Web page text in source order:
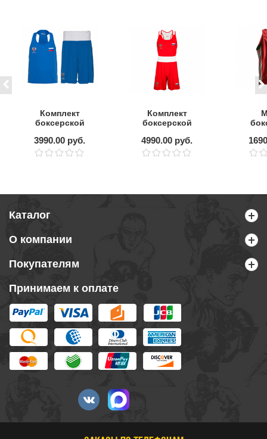
Комплект
боксерской
ФБР
3990.00 руб.
Комплект
боксерской
FIGHT ФБР
4990.00 руб.
Каталог
О компании
Покупателям
Принимаем к оплате